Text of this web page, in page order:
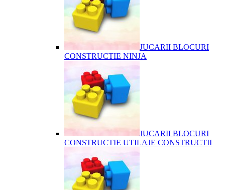
JUCARII BLOCURI
CONSTRUCTIE NINJA
JUCARII BLOCURI
CONSTRUCTIE UTILAJE CONSTRUCTII